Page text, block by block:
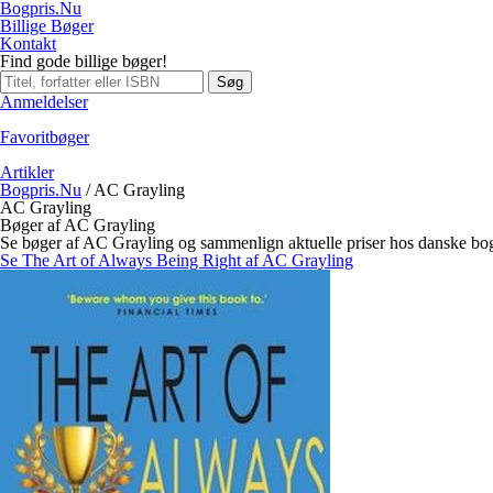
Bogpris.Nu
Billige Bøger
Kontakt
Find gode billige bøger!
Søg
Anmeldelser
Favoritbøger
Artikler
Bogpris.Nu /AC Grayling
AC Grayling
Bøger af AC Grayling
Se bøger af AC Grayling og sammenlign aktuelle priser hos danske
Se The Art of Always Being Right af AC Grayling